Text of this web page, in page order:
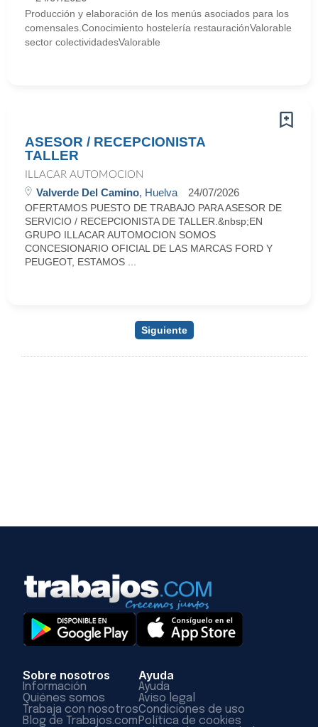
Producción y elaboración de los menús asociados para los
comensales.Conocimiento hostelería restauraciónValorable
sector colectividadesValorable
ASESOR / RECEPCIONISTA
TALLER
ILLACAR AUTOMOCION
Valverde Del Camino, Huelva 24/07/2026
OFERTAMOS PUESTO DE TRABAJO PARA ASESOR DE
SERVICIO / RECEPCIONISTA DE TALLER.&nbsp;EN
GRUPO ILLACAR AUTOMOCION SOMOS
CONCESIONARIO OFICIAL DE LAS MARCAS FORD Y
PEUGEOT, ESTAMOS ...
Siguiente
Sobre nosotros
Información
Quiénes somos
Trabaja con nosotros
Blog de Trabajos.com
Ayuda
Ayuda
Aviso legal
Condiciones de uso
Política de cookies